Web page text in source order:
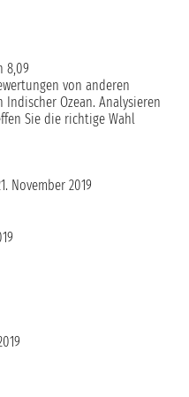
8,09
von anderen
Ozean. Analysieren
Sie die richtige Wahl
November 2019